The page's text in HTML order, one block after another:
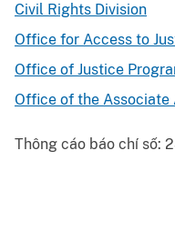
Civil Rights Division
Office for Access to
Office of Justice
Office of the Associate
Thông cáo báo chí số: